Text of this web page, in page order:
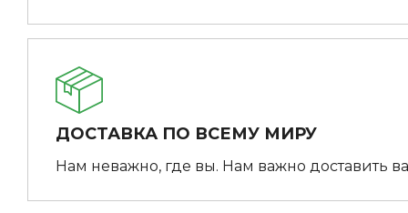
ДОСТАВКА ПО ВСЕМУ МИРУ
Нам неважно, где вы. Нам важно доставить